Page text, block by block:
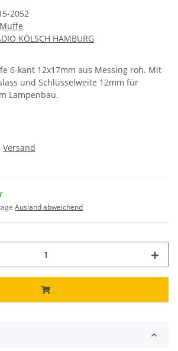
2052
KÖLSCH HAMBURG
6-kant 12x17mm aus Messing roh. Mit
und Schlüsselweite 12mm für
Lampenbau.
Versand
Ausland abweichend